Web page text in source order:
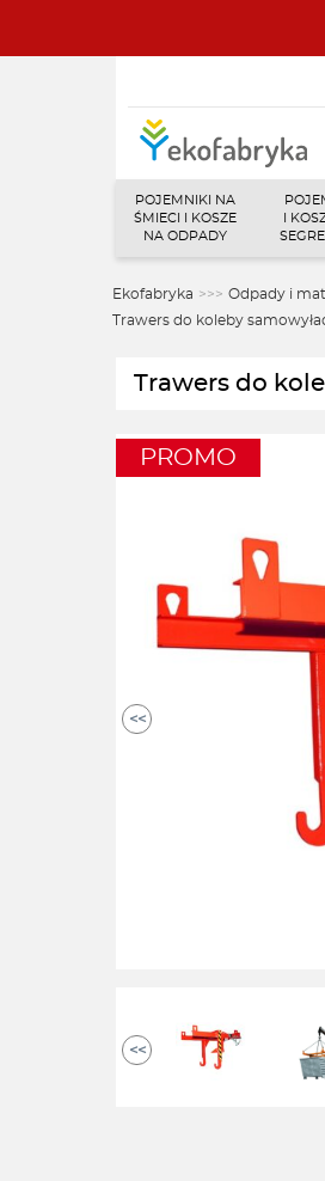
POJEMNIKI NA
ŚMIECI I KOSZE
NA ODPADY
I
Ekofabryka >>> Odpady i
Trawers do koleby
Trawers do
PROMO
<<
<<